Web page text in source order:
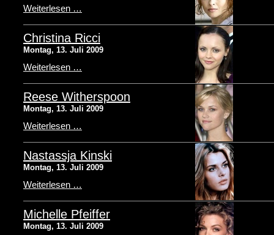
Weiterlesen …
Christina Ricci
Montag, 13. Juli 2009
Weiterlesen …
Reese Witherspoon
Montag, 13. Juli 2009
Weiterlesen …
Nastassja Kinski
Montag, 13. Juli 2009
Weiterlesen …
Michelle Pfeiffer
Montag, 13. Juli 2009